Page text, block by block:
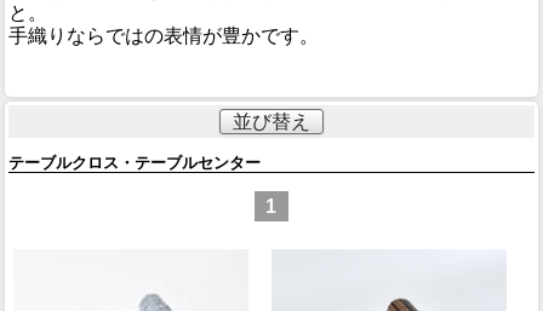
と。
手織りならではの表情が豊かです。
並び替え
テーブルクロス・テーブルセンター
1